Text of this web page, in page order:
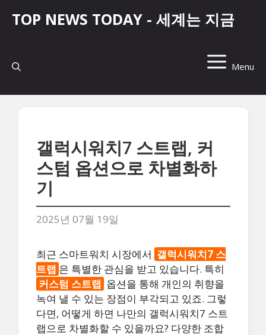
뛰
TOP NEWS TODAY - 세계는 지금
Menu
갤럭시워치7 스트랩, 커
스텀 옵션으로 차별화하
기
2025년 07월 19일
최근 스마트워치 시장에서 갤럭시워치7 스
트랩 은 특별한 관심을 받고 있습니다. 특히
커스텀 스트랩 옵션을 통해 개인의 취향을
녹여 낼 수 있는 장점이 부각되고 있죠. 그렇
다면, 어떻게 하면 나만의 갤럭시워치7 스트
랩으로 차별화할 수 있을까요? 다양한 조합